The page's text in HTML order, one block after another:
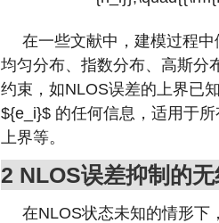
在一些文献中，建模过程
均匀分布、指数分布、高斯
约束，如NLOS误差的上界已
${e_i}$ 的任何信息，适用于
上界等。
2 NLOS误差抑制的
在NLOS状态未知的情形下